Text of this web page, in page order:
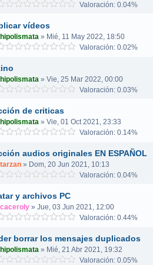
Valoración: 0.04%
vídeos
hipolismata» Mié, 11 May 2022, 18:50
Valoración: 0.02%
hipolismata» Vie, 25 Mar 2022, 00:00
Valoración: 0.03%
de criticas
hipolismata» Vie, 01 Oct 2021, 23:33
Valoración: 0.14%
audios originales EN ESPAÑOL
tarzan» Dom, 20 Jun 2021, 10:13
Valoración: 0.04%
y archivos PC
caceroly» Jue, 03 Jun 2021, 12:00
Valoración: 0.44%
borrar los mensajes duplicados
hipolismata» Mié, 21 Abr 2021, 19:32
Valoración: 0.05%